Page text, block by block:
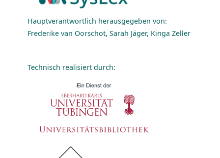
Hauptverantwortlich herausgegeben von:
Frederike van Oorschot, Sarah Jäger, Kinga Zeller
Technisch realisiert durch: